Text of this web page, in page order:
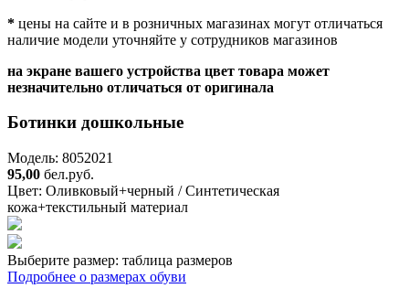
* цены на сайте и в розничных магазинах могут отличаться
наличие модели уточняйте у сотрудников магазинов
на экране вашего устройства цвет товара может
незначительно отличаться от оригинала
Ботинки дошкольные
Модель: 8052021
95,00 бел.руб.
Цвет: Оливковый+черный / Синтетическая
кожа+текстильный материал
Выберите размер: таблица размеров
Подробнее о размерах обуви